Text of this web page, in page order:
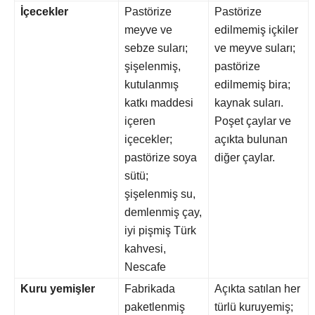
İçecekler
Pastörize
meyve ve
sebze suları;
şişelenmiş,
kutulanmış
katkı maddesi
içeren
içecekler;
pastörize soya
sütü;
şişelenmiş su,
demlenmiş çay,
iyi pişmiş Türk
kahvesi,
Nescafe
Pastörize
edilmemiş içkiler
ve meyve suları;
pastörize
edilmemiş bira;
kaynak suları.
Poşet çaylar ve
açıkta bulunan
diğer çaylar.
Kuru yemişler
Fabrikada
paketlenmiş
Açıkta satılan her
türlü kuruyemiş;